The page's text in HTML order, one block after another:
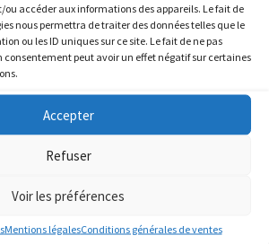
ou accéder aux informations des appareils. Le fait de
nous permettra de traiter des données telles que le
ou les ID uniques sur ce site. Le fait de ne pas
consentement peut avoir un effet négatif sur certaines
Accepter
Refuser
Voir les préférences
Mentions légalesConditions générales de ventes